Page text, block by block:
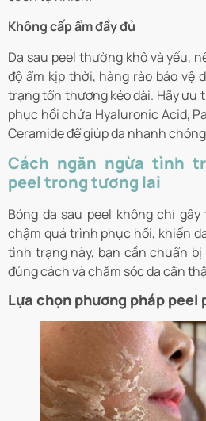
Không cấp ẩm đầy đủ
Da sau peel thường khô và yếu,
độ ẩm kịp thời, hàng rào bảo vệ
trạng tổn thương kéo dài. Hãy ưu
phục hồi chứa Hyaluronic Acid,
Ceramide để giúp da nhanh
Cách ngăn ngừa tình
peel trong tương lai
Bỏng da sau peel không chỉ
chậm quá trình phục hồi, khiến
tình trạng này, bạn cần chuẩn
đúng cách và chăm sóc da cẩn
Lựa chọn phương pháp peel